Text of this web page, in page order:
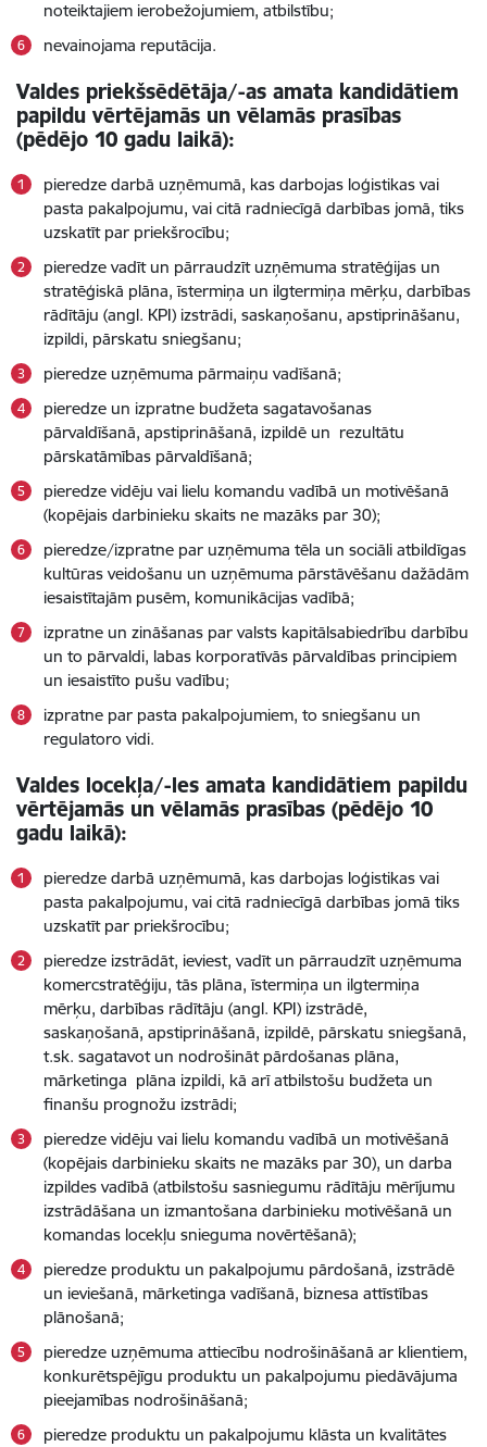
noteiktajiem ierobežojumiem, atbilstību;
nevainojama reputācija.
Valdes priekšsēdētāja/-as amata kandidātiem
papildu vērtējamās un vēlamās prasības
(pēdējo 10 gadu laikā):
pieredze darbā uzņēmumā, kas darbojas loģistikas vai
pasta pakalpojumu, vai citā radniecīgā darbības jomā, tiks
uzskatīt par priekšrocību;
pieredze vadīt un pārraudzīt uzņēmuma stratēģijas un
stratēģiskā plāna, īstermiņa un ilgtermiņa mērķu, darbības
rādītāju (angl. KPI) izstrādi, saskaņošanu, apstiprināšanu,
izpildi, pārskatu sniegšanu;
pieredze uzņēmuma pārmaiņu vadīšanā;
pieredze un izpratne budžeta sagatavošanas
pārvaldīšanā, apstiprināšanā, izpildē un rezultātu
pārskatāmības pārvaldīšanā;
pieredze vidēju vai lielu komandu vadībā un motivēšanā
(kopējais darbinieku skaits ne mazāks par 30);
pieredze/izpratne par uzņēmuma tēla un sociāli atbildīgas
kultūras veidošanu un uzņēmuma pārstāvēšanu dažādām
iesaistītajām pusēm, komunikācijas vadībā;
izpratne un zināšanas par valsts kapitālsabiedrību darbību
un to pārvaldi, labas korporatīvās pārvaldības principiem
un iesaistīto pušu vadību;
izpratne par pasta pakalpojumiem, to sniegšanu un
regulatoro vidi.
Valdes locekļa/-les amata kandidātiem papildu
vērtējamās un vēlamās prasības (pēdējo 10
gadu laikā):
pieredze darbā uzņēmumā, kas darbojas loģistikas vai
pasta pakalpojumu, vai citā radniecīgā darbības jomā tiks
uzskatīt par priekšrocību;
pieredze izstrādāt, ieviest, vadīt un pārraudzīt uzņēmuma
komercstratēģiju, tās plāna, īstermiņa un ilgtermiņa
mērķu, darbības rādītāju (angl. KPI) izstrādē,
saskaņošanā, apstiprināšanā, izpildē, pārskatu sniegšanā,
t.sk. sagatavot un nodrošināt pārdošanas plāna,
mārketinga plāna izpildi, kā arī atbilstošu budžeta un
finanšu prognožu izstrādi;
pieredze vidēju vai lielu komandu vadībā un motivēšanā
(kopējais darbinieku skaits ne mazāks par 30), un darba
izpildes vadībā (atbilstošu sasniegumu rādītāju mērījumu
izstrādāšana un izmantošana darbinieku motivēšanā un
komandas locekļu snieguma novērtēšanā);
pieredze produktu un pakalpojumu pārdošanā, izstrādē
un ieviešanā, mārketinga vadīšanā, biznesa attīstības
plānošanā;
pieredze uzņēmuma attiecību nodrošināšanā ar klientiem,
konkurētspējīgu produktu un pakalpojumu piedāvājuma
pieejamības nodrošināšanā;
pieredze produktu un pakalpojumu klāsta un kvalitātes